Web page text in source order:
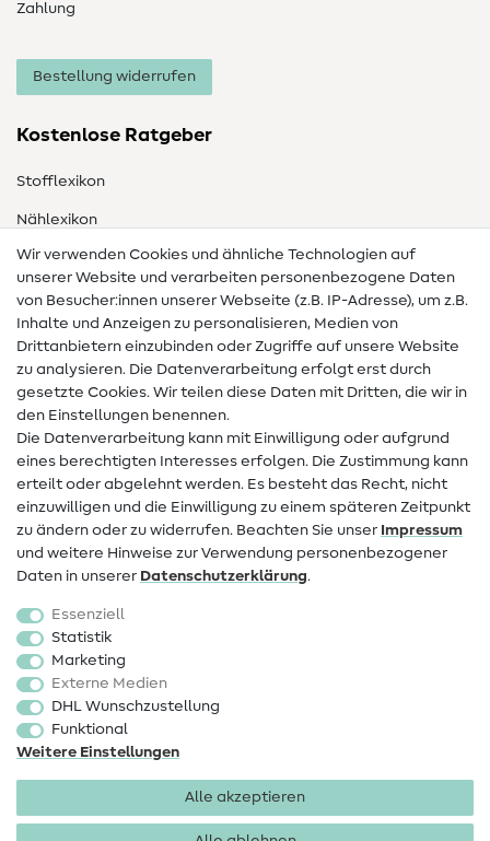
Zahlung
Bestellung widerrufen
Kostenlose Ratgeber
Stofflexikon
Nählexikon
Nähanleitungen
Hilfe & Kontakt
Kontakt
Infos zum Betreiberwechsel
Widerrufsrecht
Beliebt
Stoffe
Sale
Schnittmuster
Wir verwenden Cookies und ähnliche Technologien auf
unserer Website und verarbeiten personenbezogene Daten
von Besucher:innen unserer Webseite (z.B. IP-Adresse), um z.B.
Inhalte und Anzeigen zu personalisieren, Medien von
Drittanbietern einzubinden oder Zugriffe auf unsere Website
zu analysieren. Die Datenverarbeitung erfolgt erst durch
gesetzte Cookies. Wir teilen diese Daten mit Dritten, die wir in
den Einstellungen benennen.
Die Datenverarbeitung kann mit Einwilligung oder aufgrund
eines berechtigten Interesses erfolgen. Die Zustimmung kann
erteilt oder abgelehnt werden. Es besteht das Recht, nicht
einzuwilligen und die Einwilligung zu einem späteren Zeitpunkt
zu ändern oder zu widerrufen. Beachten Sie unser Impressum
und weitere Hinweise zur Verwendung personenbezogener
Daten in unserer Daten­schutz­erklärung.
Essenziell
Statistik
Marketing
Externe Medien
DHL Wunschzustellung
Funktional
Weitere Einstellungen
Alle akzeptieren
Impressum Datenschutz
AGB